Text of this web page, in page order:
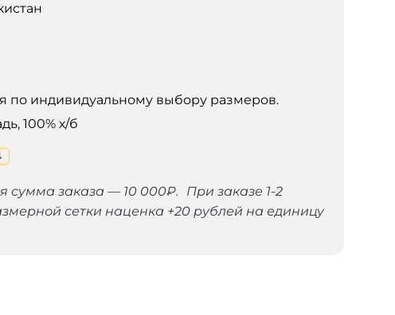
по индивидуальному выбору размеров.
100% х/б
заказа — 10 000₽. При заказе 1-2
сетки наценка +20 рублей на единицу